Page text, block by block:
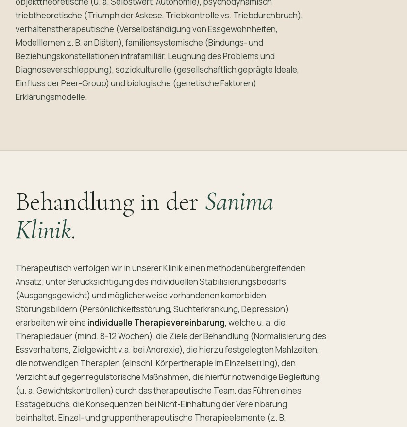
triebtheoretische (Triumph der Askese, Triebkontrolle vs. Triebdurchbruch),
verhaltenstherapeutische (Verselbständigung von Essgewohnheiten,
Modelllernen z. B. an Diäten), familiensystemische (Bindungs- und
Beziehungskonstellationen intrafamiliär, Leugnung des Problems und
Diagnoseverschleppung), soziokulturelle (gesellschaftlich geprägte Ideale,
Einfluss der Peer-Group) und biologische (genetische Faktoren)
Erklärungsmodelle.
Behandlung in der Sanima
Klinik.
Therapeutisch verfolgen wir in unserer Klinik einen methodenübergreifenden
Ansatz; unter Berücksichtigung des individuellen Stabilisierungsbedarfs
(Ausgangsgewicht) und möglicherweise vorhandenen komorbiden
Störungsbildern (Persönlichkeitsstörung, Suchterkrankung, Depression)
erarbeiten wir eine individuelle Therapievereinbarung, welche u. a. die
Therapiedauer (mind. 8-12 Wochen), die Ziele der Behandlung (Normalisierung des
Essverhaltens, Zielgewicht v.a. bei Anorexie), die hierzu festgelegten Mahlzeiten,
die notwendigen Therapien (einschl. Körpertherapie im Einzelsetting), den
Verzicht auf gegenregulatorische Maßnahmen, die hierfür notwendige Begleitung
(u. a. Gewichtskontrollen) durch das therapeutische Team, das Führen eines
Esstagebuchs, die Konsequenzen bei Nicht-Einhaltung der Vereinbarung
beinhaltet. Einzel- und gruppentherapeutische Therapieelemente (z. B.